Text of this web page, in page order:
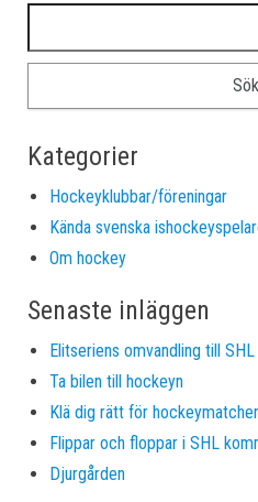
Kategorier
Hockeyklubbar/föreningar
Kända svenska
Om hockey
Senaste inläggen
Elitseriens omvandling till
Ta bilen till hockeyn
Klä dig rätt för
Flippar och floppar i SHL
Djurgården